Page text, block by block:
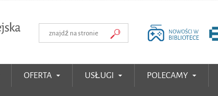
OFERTA USŁUGI POLECAMY